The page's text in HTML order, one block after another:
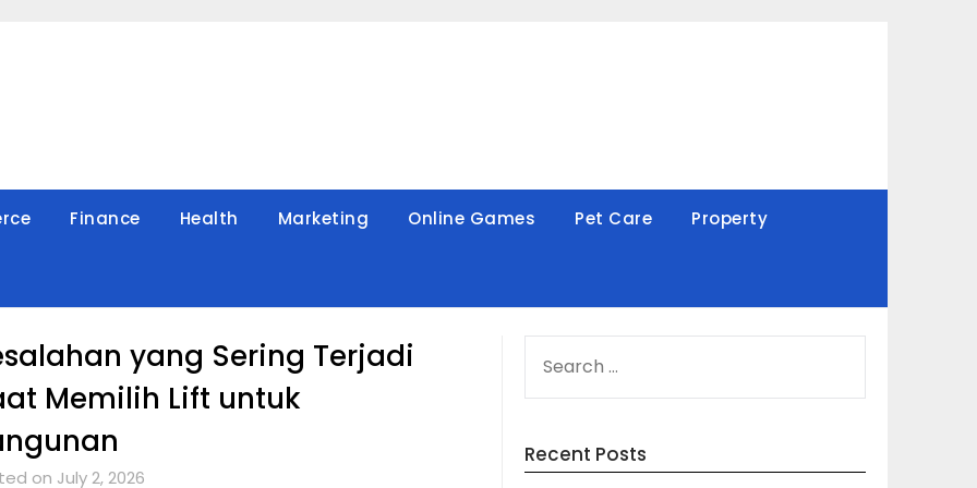
Finance Health Marketing Online Games Pet Care Property
yang Sering Terjadi
Memilih Lift untuk
on July 2, 2026
FOR:
Recent Posts